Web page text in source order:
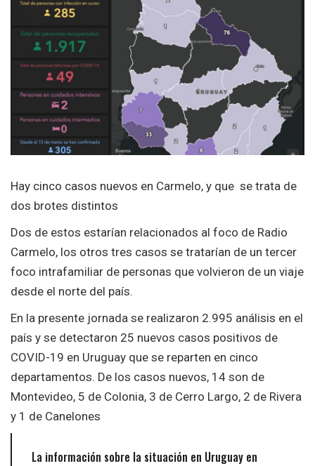
Hay cinco casos nuevos en Carmelo, y que se trata de
dos brotes distintos
Dos de estos estarían relacionados al foco de Radio
Carmelo, los otros tres casos se tratarían de un tercer
foco intrafamiliar de personas que volvieron de un viaje
desde el norte del país.
En la presente jornada se realizaron 2.995 análisis en el
país y se detectaron 25 nuevos casos positivos de
COVID-19 en Uruguay que se reparten en cinco
departamentos. De los casos nuevos, 14 son de
Montevideo, 5 de Colonia, 3 de Cerro Largo, 2 de Rivera
y 1 de Canelones
La información sobre la situación en Uruguay en